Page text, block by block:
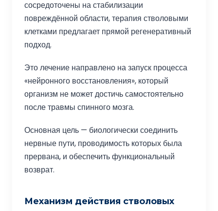
сосредоточены на стабилизации
повреждённой области, терапия стволовыми
клетками предлагает прямой регенеративный
подход.
Это лечение направлено на запуск процесса
«нейронного восстановления», который
организм не может достичь самостоятельно
после травмы спинного мозга.
Основная цель — биологически соединить
нервные пути, проводимость которых была
прервана, и обеспечить функциональный
возврат.
Механизм действия стволовых